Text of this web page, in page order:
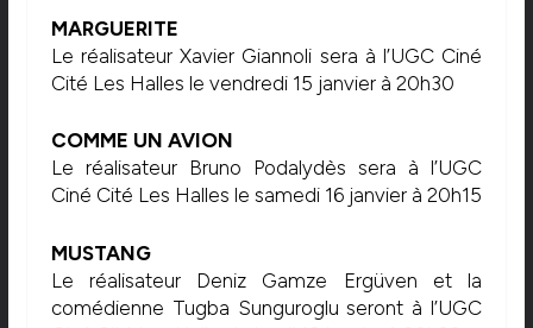
MARGUERITE
Le réalisateur Xavier Giannoli sera à l’UGC Ciné
Cité Les Halles le vendredi 15 janvier à 20h30
COMME UN AVION
Le réalisateur Bruno Podalydès sera à l’UGC
Ciné Cité Les Halles le samedi 16 janvier à 20h15
MUSTANG
Le réalisateur Deniz Gamze Ergüven et la
comédienne Tugba Sunguroglu seront à l’UGC